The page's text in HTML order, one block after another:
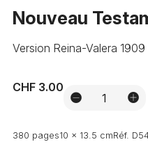
Nouveau
Version Reina-Valera 1909
CHF 3.00
380 pages10 x 13.5 cmRéf.